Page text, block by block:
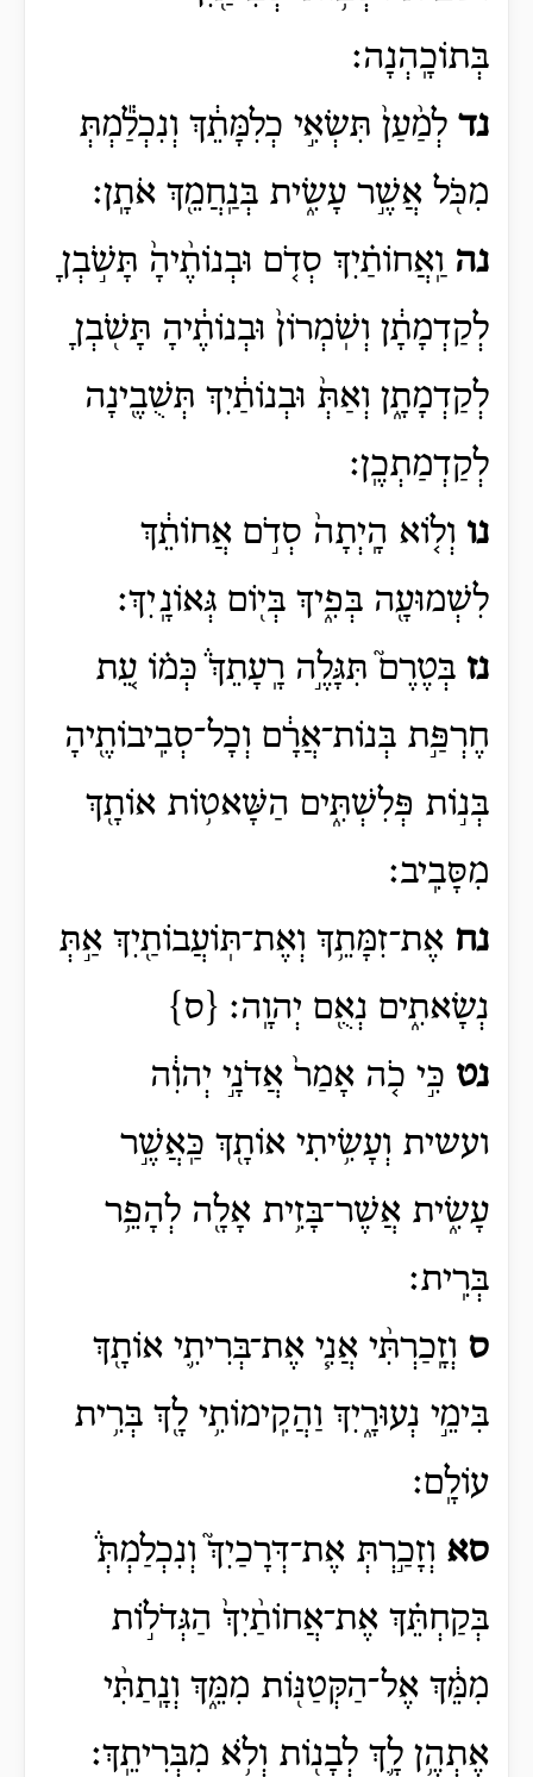
בְּתוֹכָֽהְנָה׃
נד לְמַ֨עַן֙ תִּשְׂאִ֣י כְלִמָּתֵ֔ךְ וְנִכְלַ֕מְתְּ
מִכֹּ֖ל אֲשֶׁ֣ר עָשִׂ֑ית בְּנַֽחֲמֵ֖ךְ אֹתָֽן׃
נה וַֽאֲחוֹתַ֗יִךְ סְדֹ֤ם וּבְנוֹתֶ֨יהָ֙ תָּשֹׁ֣בְןָ
לְקַדְמָתָ֔ן וְשֹֽׁמְרוֹן֙ וּבְנוֹתֶ֔יהָ תָּשֹׁ֖בְןָ
לְקַדְמָתָ֑ן וְאַתְּ֙ וּבְנוֹתַ֔יִךְ תְּשֻׁבֶ֖ינָה
לְקַדְמַתְכֶֽן׃
נו וְל֤וֹא הָֽיְתָה֙ סְדֹ֣ם אֲחוֹתֵ֔ךְ
לִשְׁמוּעָ֖ה בְּפִ֑יךְ בְּי֖וֹם גְּאוֹנָֽיִךְ׃
נז בְּטֶרֶם֮ תִּגָּלֶ֣ה רָֽעָתֵךְ֒ כְּמ֗וֹ עֵ֚ת
חֶרְפַּ֣ת בְּנוֹת־אֲרָ֔ם וְכָל־סְבִֽיבוֹתֶ֖יהָ
בְּנ֣וֹת פְּלִשְׁתִּ֑ים הַשָּׁאט֥וֹת אוֹתָ֖ךְ
מִסָּבִֽיב׃
נח אֶת־זִמָּתֵ֥ךְ וְאֶת־תּֽוֹעֲבוֹתַ֖יִךְ אַ֣תְּ
נְשָׂאתִ֑ים נְאֻ֖ם יְהוָֽה׃ {ס}
נט כִּ֣י כֹ֤ה אָמַר֙ אֲדֹנָ֣י יְהוִ֔ה
ועשית וְעָשִׂ֥יתִי אוֹתָ֖ךְ כַּֽאֲשֶׁ֣ר
עָשִׂ֑ית אֲשֶׁר־בָּזִ֥ית אָלָ֖ה לְהָפֵ֥ר
בְּרִֽית׃
ס וְזָֽכַרְתִּ֨י אֲנִ֧י אֶת־בְּרִיתִ֛י אוֹתָ֖ךְ
בִּימֵ֣י נְעוּרָ֑יִךְ וַהֲקִֽימוֹתִ֥י לָ֖ךְ בְּרִ֥ית
עוֹלָֽם׃
סא וְזָכַ֣רְתְּ אֶת־דְּרָכַיִךְ֮ וְנִכְלַמְתְּ֒
בְּקַחְתֵּ֗ךְ אֶת־אֲחוֹתַ֨יִךְ֙ הַגְּדֹל֣וֹת
מִמֵּ֔ךְ אֶל־הַקְּטַנּ֖וֹת מִמֵּ֑ךְ וְנָֽתַתִּ֨י
אֶתְהֶ֥ן לָ֛ךְ לְבָנ֖וֹת וְלֹ֥א מִבְּרִיתֵֽךְ׃